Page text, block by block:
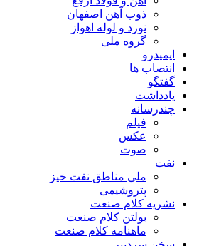
ذوب آهن اصفهان
نورد و لوله اهواز
گروه ملی
ایمیدرو
انتصاب ها
گفتگو
یادداشت
چندرسانه
فیلم
عکس
صوت
نفت
ملی مناطق نفت خیز
پتروشیمی
نشریه کلام صنعت
بولتن کلام صنعت
ماهنامه کلام صنعت